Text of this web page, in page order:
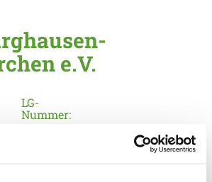
e.V.
LG-
Nummer: